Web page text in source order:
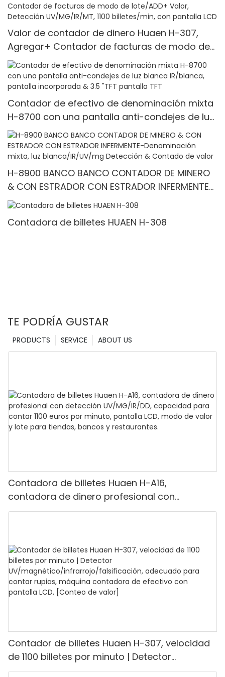
Valor de contador de dinero Huaen H-307,
Agregar+ Contador de facturas de modo de
lote/ADD+ Valor, Detección UV/MG/IR/MT, 1100
billetes/min, con pantalla LCD
Contador de efectivo de denominación mixta
H-8700 con una pantalla anti-condejes de luz
blanca IR/blanca, pantalla incorporada & 3.5
"TFT pantalla TFT
H-8900 BANCO BANCO CONTADOR DE MINERO
& CON ESTRADOR CON ESTRADOR INFERMENTE-
Denominación mixta, luz blanca/IR/UV/mg
Contadora de billetes HUAEN H-308
TE PODRÍA GUSTAR
ABOUT US
SERVICE
PRODUCTS
Contadora de billetes Huaen H-A16,
contadora de dinero profesional con
detección UV/MG/IR/DD, capacidad para
restaurantes.
Contador de billetes Huaen H-307, velocidad
de 1100 billetes por minuto | Detector
UV/magnético/infrarrojo/falsificación,